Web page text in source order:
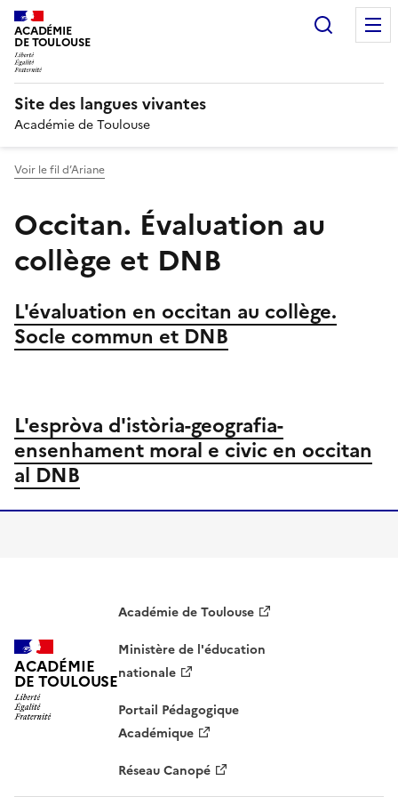
ACADÉMIE
DE TOULOUSE
Site des langues vivantes
Académie de Toulouse
Voir le fil d’Ariane
Occitan. Évaluation au
collège et DNB
L'évaluation en occitan au collège.
Socle commun et DNB
L'espròva d'istòria-geografia-
ensenhament moral e civic en occitan
al DNB
ACADÉMIE
DE TOULOUSE
Académie de Toulouse
Ministère de l'éducation
nationale
Portail Pédagogique
Académique
Réseau Canopé